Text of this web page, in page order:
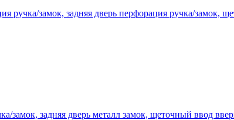
замок, задняя дверь перфорация ручка/замок,
задняя дверь металл замок, щеточный ввод